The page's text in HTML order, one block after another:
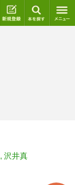
ログイン 新規登録
, 沢井真